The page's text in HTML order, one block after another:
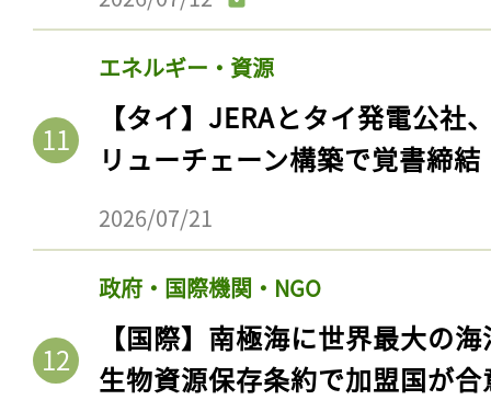
エネルギー・資源
【タイ】JERAとタイ発電公社
リューチェーン構築で覚書締結
2026/07/21
政府・国際機関・NGO
【国際】南極海に世界最大の
生物資源保存条約で加盟国が合
会員登録